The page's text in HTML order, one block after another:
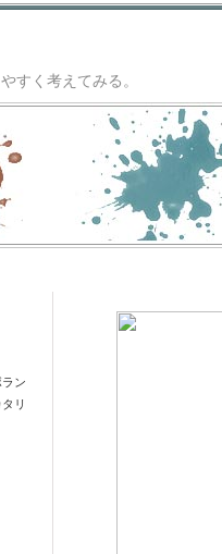
すく考えてみる。
ン
リ